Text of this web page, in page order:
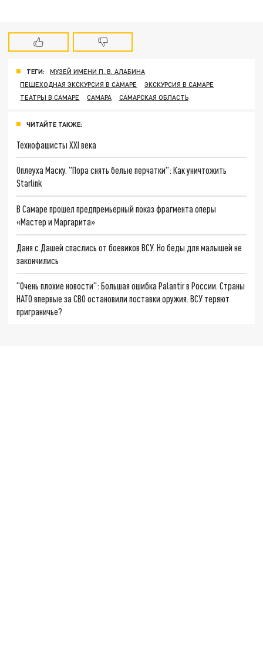
ТЕГИ:
МУЗЕЙ ИМЕНИ П. В. АЛАБИНА
ПЕШЕХОДНАЯ ЭКСКУРСИЯ В САМАРЕ
ЭКСКУРСИЯ В САМАРЕ
ТЕАТРЫ В САМАРЕ
САМАРА САМАРСКАЯ ОБЛАСТЬ
ЧИТАЙТЕ ТАКЖЕ:
Технофашисты XXI века
Оплеуха Маску. "Пора снять белые перчатки": Как уничтожить
Starlink
В Самаре прошел предпремьерный показ фрагмента оперы
«Мастер и Маргарита»
Даня с Дашей спаслись от боевиков ВСУ. Но беды для малышей не
закончились
"Очень плохие новости": Большая ошибка Palantir в России. Страны
НАТО впервые за СВО остановили поставки оружия. ВСУ теряют
приграничье?